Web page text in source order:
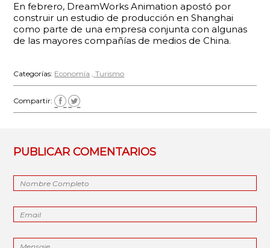
En febrero, DreamWorks Animation apostó por
construir un estudio de producción en Shanghai
como parte de una empresa conjunta con algunas
de las mayores compañías de medios de China.
Categorías: Economía Turismo
Compartir:
PUBLICAR COMENTARIOS